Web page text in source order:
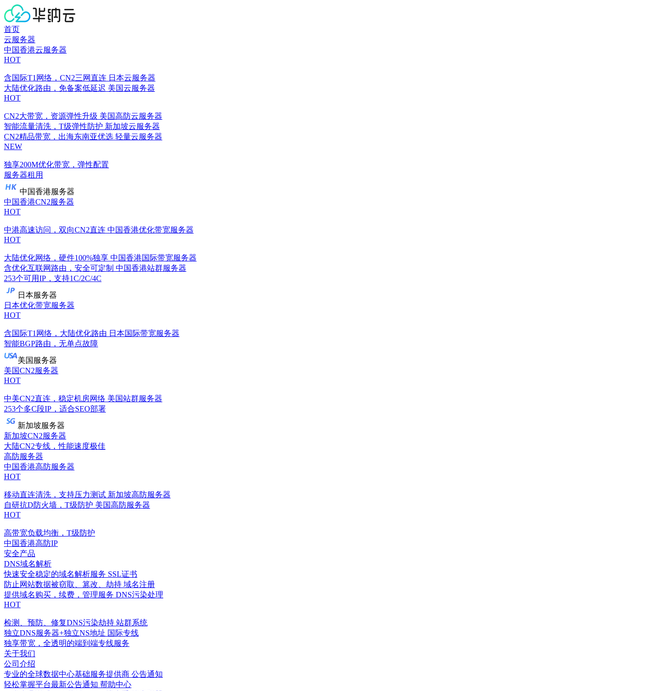
首页
云服务器
中国香港云服务器
HOT
含国际T1网络，CN2三网直连 日本云服务器
大陆优化路由，免备案低延迟 美国云服务器
HOT
CN2大带宽，资源弹性升级 美国高防云服务器
智能流量清洗，T级弹性防护 新加坡云服务器
CN2精品带宽，出海东南亚优选 轻量云服务器
NEW
独享200M优化带宽，弹性配置
服务器租用
中国香港服务器
中国香港CN2服务器
HOT
中港高速访问，双向CN2直连 中国香港优化带宽服务器
HOT
大陆优化网络，硬件100%独享 中国香港国际带宽服务器
含优化互联网路由，安全可定制 中国香港站群服务器
253个可用IP，支持1C/2C/4C
日本服务器
日本优化带宽服务器
HOT
含国际T1网络，大陆优化路由 日本国际带宽服务器
智能BGP路由，无单点故障
美国服务器
美国CN2服务器
HOT
中美CN2直连，稳定机房网络 美国站群服务器
253个多C段IP，适合SEO部署
新加坡服务器
新加坡CN2服务器
大陆CN2专线，性能速度极佳
高防服务器
中国香港高防服务器
HOT
移动直连清洗，支持压力测试 新加坡高防服务器
自研抗D防火墙，T级防护 美国高防服务器
HOT
高带宽负载均衡，T级防护
中国香港高防IP
安全产品
DNS域名解析
快速安全稳定的域名解析服务 SSL证书
防止网站数据被窃取、篡改、劫持 域名注册
提供域名购买，续费，管理服务 DNS污染处理
HOT
检测、预防、修复DNS污染劫持 站群系统
独立DNS服务器+独立NS地址 国际专线
独享带宽，全透明的端到端专线服务
关于我们
公司介绍
专业的全球数据中心基础服务提供商 公告通知
轻松掌握平台最新公告通知 帮助中心